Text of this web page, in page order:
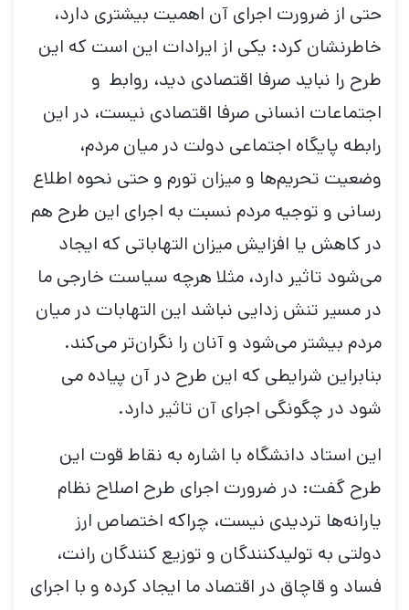
حتی از ضرورت اجرای آن اهمیت بیشتری دارد،
خاطرنشان کرد: یکی از ایرادات این است که این
طرح را نباید صرفا اقتصادی دید، روابط و
اجتماعات انسانی صرفا اقتصادی نیست، در این
رابطه پایگاه اجتماعی دولت در میان مردم،
وضعیت تحریم‌ها و میزان تورم و حتی نحوه اطلاع
رسانی و توجیه مردم نسبت به اجرای این طرح هم
در کاهش یا افزایش میزان التهاباتی که ایجاد
می‌شود تاثیر دارد، مثلا هرچه سیاست خارجی ما
در مسیر تنش زدایی نباشد این التهابات در میان
مردم بیشتر می‌شود و آنان را نگران‌تر می‌کند.
بنابراین شرایطی که این طرح در آن پیاده می
شود در چگونگی اجرای آن تاثیر دارد.
این استاد دانشگاه با اشاره به نقاط قوت این
طرح گفت: در ضرورت اجرای طرح اصلاح نظام
یارانه‌ها تردیدی نیست، چراکه اختصاص ارز
دولتی به تولیدکنندگان و توزیع کنندگان رانت،
فساد و قاچاق در اقتصاد ما ایجاد کرده و با اجرای